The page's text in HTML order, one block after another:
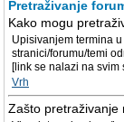
Pretraživanje
Kako mogu
Upisivanjem termina
stranici/forumu/temi
[link se nalazi na
Vrh
Zašto pretraživanje